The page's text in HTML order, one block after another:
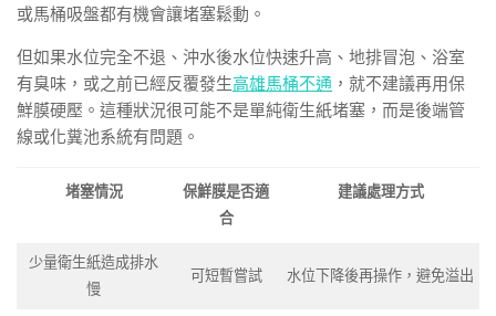
或馬桶吸盤都有機會讓堵塞鬆動。
但如果水位完全不退、沖水後水位快速升高、地排冒泡、浴室
有臭味，或之前已經反覆發生高雄馬桶不通 ，就不建議再用保
鮮膜硬壓。這種狀況很可能不是單純衛生紙堵塞，而是後端管
線或化糞池系統有問題。
堵塞情況
保鮮膜是否適
合
建議處理方式
少量衛生紙造成排水
慢
可短暫嘗試 水位下降後再操作，避免溢出